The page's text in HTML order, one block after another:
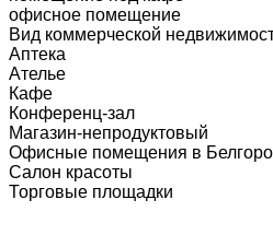
офисное помещение
Вид коммерческой
Аптека
Ателье
Кафе
Конференц-зал
Магазин-непродуктовый
Офисные помещения в
Салон красоты
Торговые площадки